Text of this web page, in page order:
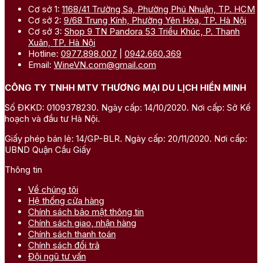
Cơ sở 1: 1168/41 Trường Sa, Phường Phú Nhuận, TP. HCM
Cơ sở 2: 9/68 Trung Kính, Phường Yên Hòa, TP. Hà Nội
Cơ sở 3: Shop 9 TN Pandora 53 Triều Khúc, P. Thanh
Xuân, TP. Hà Nội
Hotline: 0977.898.007
0942.660.369
Email: WineVN.com@gmail.com
CÔNG TY TNHH MTV THƯƠNG MẠI DU LỊCH HIỀN MINH
Số ĐKKD: 0109378230. Ngày cấp: 14/10/2020. Nơi cấp: Sở Kế
hoạch và đầu tư Hà Nội.
Giấy phép bán lẻ: 14/GP-BLR. Ngày cấp: 20/11/2020. Nơi cấp:
UBND Quận Cầu Giấy
Thông tin
Về chúng tôi
Hệ thống cửa hàng
Chính sách bảo mật thông tin
Chính sách giao, nhận hàng
Chính sách thanh toán
Chính sách đổi trả
Đội ngũ tư vấn